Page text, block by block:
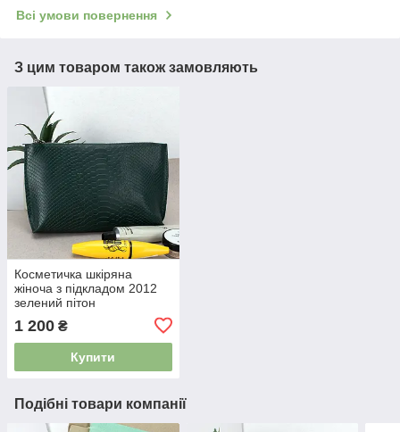
Всі умови повернення
З цим товаром також замовляють
Косметичка шкіряна
жіноча з підкладом 2012
зелений пітон
1 200 ₴
Купити
Подібні товари компанії